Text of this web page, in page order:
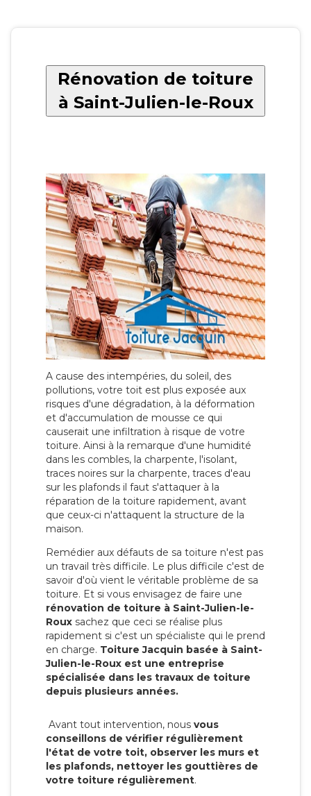
Rénovation de toiture
à Saint-Julien-le-Roux
A cause des intempéries, du soleil, des
pollutions, votre toit est plus exposée aux
risques d'une dégradation, à la déformation
et d'accumulation de mousse ce qui
causerait une infiltration à risque de votre
toiture. Ainsi à la remarque d'une humidité
dans les combles, la charpente, l'isolant,
traces noires sur la charpente, traces d'eau
sur les plafonds il faut s'attaquer à la
réparation de la toiture rapidement, avant
que ceux-ci n'attaquent la structure de la
maison.
Remédier aux défauts de sa toiture n'est pas
un travail très difficile. Le plus difficile c'est de
savoir d'où vient le véritable problème de sa
toiture. Et si vous envisagez de faire une
rénovation de toiture à Saint-Julien-le-
Roux sachez que ceci se réalise plus
rapidement si c'est un spécialiste qui le prend
en charge. Toiture Jacquin basée à Saint-
Julien-le-Roux est une entreprise
spécialisée dans les travaux de toiture
depuis plusieurs années.
Avant tout intervention, nous vous
conseillons de vérifier régulièrement
l'état de votre toit, observer les murs et
les plafonds, nettoyer les gouttières de
votre toiture régulièrement.